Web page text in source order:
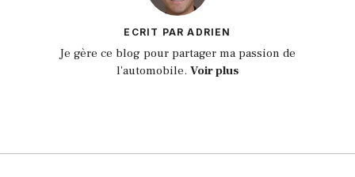
ECRIT PAR ADRIEN
Je gère ce blog pour partager ma passion de
l'automobile. Voir plus